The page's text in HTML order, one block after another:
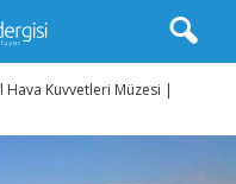
Hava Kuvvetleri Müzesi |